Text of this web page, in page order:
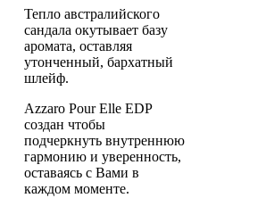
Тепло австралийского
сандала окутывает базу
аромата, оставляя
утонченный, бархатный
шлейф.
Azzaro Pour Elle EDP
создан чтобы
подчеркнуть внутреннюю
гармонию и уверенность,
оставаясь с Вами в
каждом моменте.